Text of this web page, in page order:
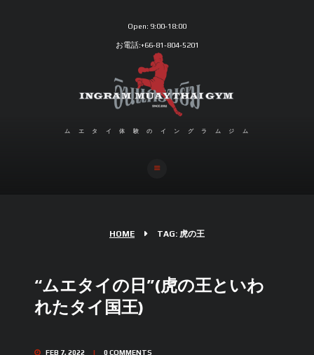
Open: 9:00-18:00
お電話:+66-81-804-5201
ムエタイ体験のイングラムジム
HOME TAG: 虎の王
“ムエタイの日”(虎の王といわ
れたタイ国王)
FEB 7, 2022 0COMMENTS